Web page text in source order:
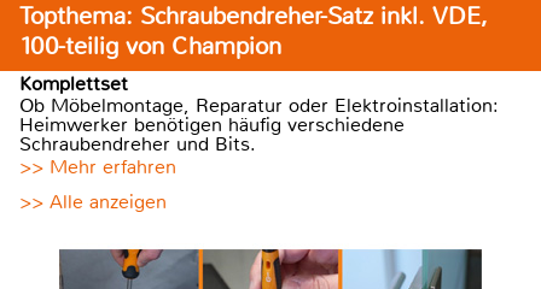
Topthema: Schraubendreher-Satz inkl. VDE,
100-teilig von Champion
Komplettset
Ob Möbelmontage, Reparatur oder Elektroinstallation:
Heimwerker benötigen häufig verschiedene
Schraubendreher und Bits.
>> Mehr erfahren
>> Alle anzeigen